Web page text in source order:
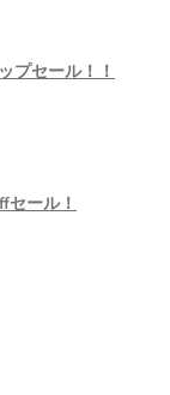
プセール！！
セール！